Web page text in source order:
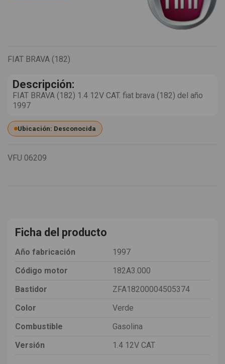
FIAT BRAVA (182)
Descripción:
FIAT BRAVA (182) 1.4 12V CAT. fiat brava (182) del año
1997
Ubicación: Desconocida
VFU 06209
Ficha del producto
Año fabricación
1997
Código motor
182A3.000
Bastidor
ZFA18200004505374
Color
Verde
Combustible
Gasolina
Versión
1.4 12V CAT